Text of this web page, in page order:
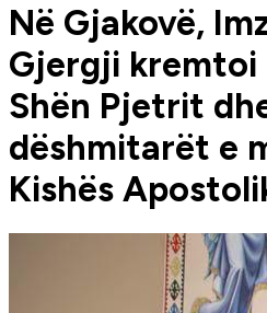
Në Gjakovë,
Gjergji kremtoi
Shën Pjetrit
dëshmitarët e
Kishës